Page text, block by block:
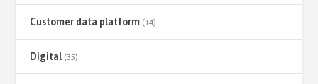
Customer data platform (14)
Digital (35)